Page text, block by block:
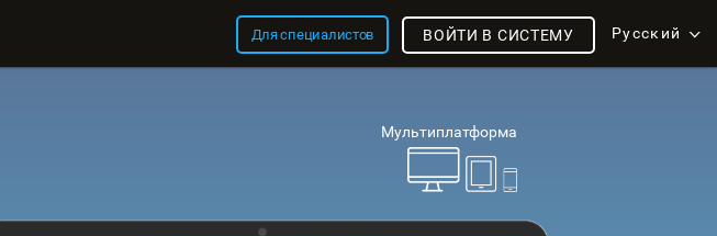
Для специалистов Русский
ВОЙТИ В СИСТЕМУ
Мультиплатформа